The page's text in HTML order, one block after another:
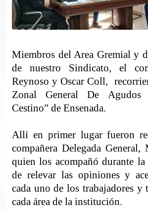
Miembros del Area Gremial y
de nuestro Sindicato, el
Reynoso y Oscar Coll,
Zonal General De Agudos
Cestino” de Ensenada.
Allí en primer lugar fueron
compañera Delegada
quien los acompañó durante
de relevar las opiniones y
cada uno de los trabajadores y
cada área de la institución.